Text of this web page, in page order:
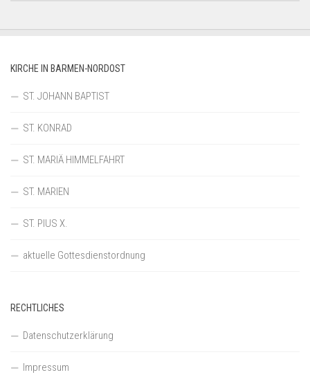
KIRCHE IN BARMEN-NORDOST
ST. JOHANN BAPTIST
ST. KONRAD
ST. MARIÄ HIMMELFAHRT
ST. MARIEN
ST. PIUS X.
aktuelle Gottesdienstordnung
RECHTLICHES
Datenschutzerklärung
Impressum